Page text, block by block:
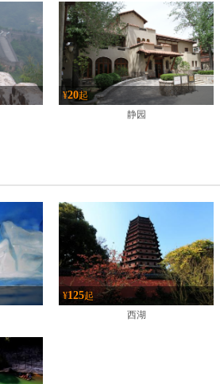
¥20起
静园
¥125起
西湖